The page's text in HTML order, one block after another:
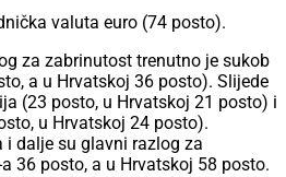
valuta euro (74 posto).
za zabrinutost trenutno je sukob
a u Hrvatskoj 36 posto). Slijede
(23 posto, u Hrvatskoj 21 posto) i
u Hrvatskoj 24 posto).
i dalje su glavni razlog za
36 posto, a u Hrvatskoj 58 posto.